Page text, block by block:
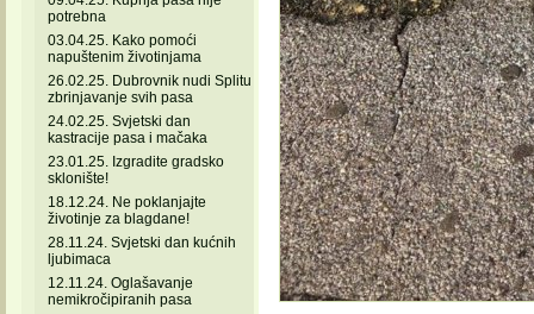
potrebna
03.04.25. Kako pomoći
napuštenim životinjama
26.02.25. Dubrovnik nudi Splitu
zbrinjavanje svih pasa
24.02.25. Svjetski dan
kastracije pasa i mačaka
23.01.25. Izgradite gradsko
sklonište!
18.12.24. Ne poklanjajte
životinje za blagdane!
28.11.24. Svjetski dan kućnih
ljubimaca
12.11.24. Oglašavanje
nemikročipiranih pasa